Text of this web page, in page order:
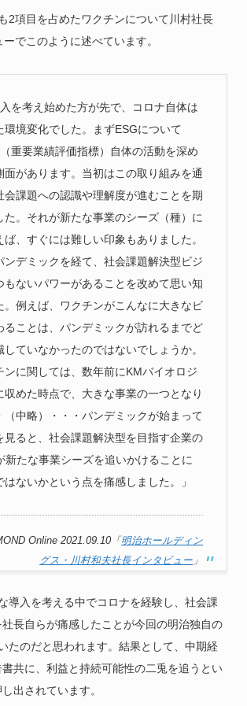
2項目を占めたワクチンについて川村社長
でこのように述べています。
入を考え始めた方が先で、コロナ自体は
環境変化でした。まずESGについて
重要業績評価指標）自体の活動を深め
面があります。当初はこの取り組みを通
会課題への認識や理解度が進むことを期
た。それが新たな事業のシーズ（種）に
ば、すぐには難しい印象もありました。
デミックを経て、社会課題解決型ビジ
もないパワーがあることを改めて思い知
。例えば、ワクチンがこんなに大きなビ
ることは、パンデミックが訪れるまでど
ていなかったのではないでしょうか。
ンに関しては、数年前にKMバイオロジ
収めた時点で、大きな事業の一つとなり
（中略）・・・パンデミックが始まって
見ると、社会課題解決型を目指す企業の
新たな事業シーズを追いかけることに
ないかという点を痛感しました。」
Online 2021.09.10「明治ホールディン
グス・川村和夫社長インタビュー 」
導入を考える中でコロナを経験し、社会課
長自らが痛感したことが今回の明治独自の
たのだと思われます。結果として、中期経
共に、利益と持続可能性の二兎を追うとい
出されています。